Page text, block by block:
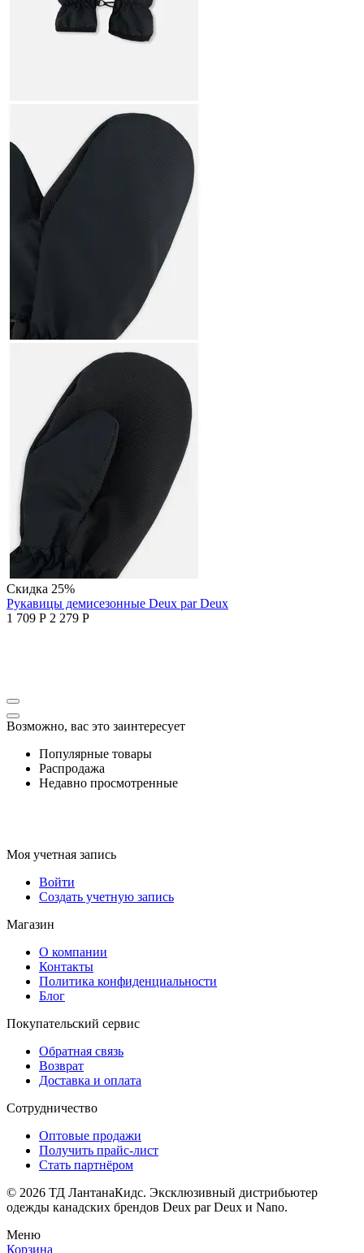
Скидка 25%
Рукавицы демисезонные Deux par Deux
1 709 Р 2 279 Р
Возможно, вас это заинтересует
Популярные товары
Распродажа
Недавно просмотренные
Моя учетная запись
Войти
Создать учетную запись
Магазин
О компании
Контакты
Политика конфиденциальности
Блог
Покупательский сервис
Обратная связь
Возврат
Доставка и оплата
Сотрудничество
Оптовые продажи
Получить прайс-лист
Стать партнёром
© 2026 ТД ЛантанаКидс. Эксклюзивный дистрибьютер
одежды канадских брендов Deux par Deux и Nano.
Меню
Корзина